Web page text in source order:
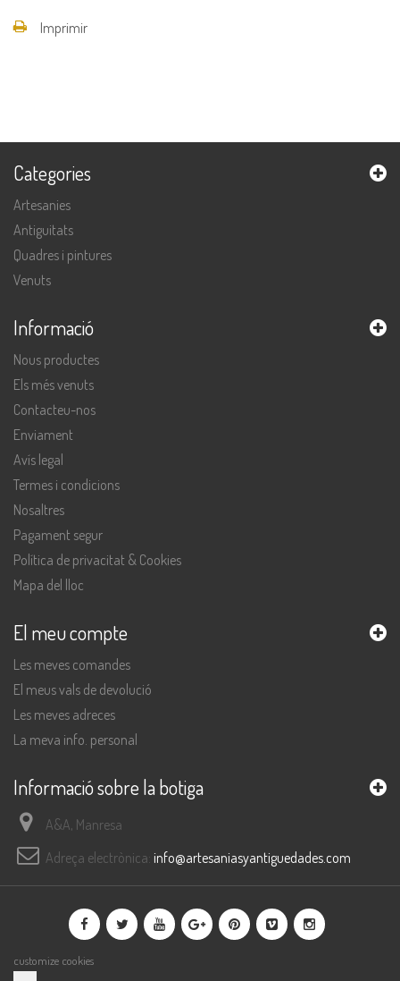
Imprimir
Categories
Artesanies
Antiguitats
Quadres i pintures
Venuts
Informació
Nous productes
Els més venuts
Contacteu-nos
Enviament
Avís legal
Termes i condicions
Nosaltres
Pagament segur
Política de privacitat & Cookies
Mapa del lloc
El meu compte
Les meves comandes
El meus vals de devolució
Les meves adreces
La meva info. personal
Informació sobre la botiga
A&A, Manresa
Adreça electrònica: info@artesaniasyantiguedades.com
customize cookies